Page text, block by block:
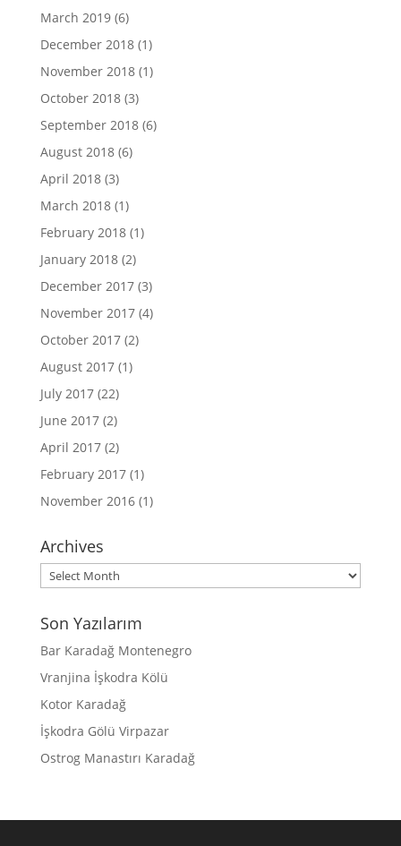
March 2019(6)
December 2018(1)
November 2018(1)
October 2018(3)
September 2018(6)
August 2018(6)
April 2018(3)
March 2018(1)
February 2018(1)
January 2018(2)
December 2017(3)
November 2017(4)
October 2017(2)
August 2017(1)
July 2017(22)
June 2017(2)
April 2017(2)
February 2017(1)
November 2016(1)
Archives
Archives
Son Yazılarım
Bar Karadağ Montenegro
Vranjina İşkodra Kölü
Kotor Karadağ
İşkodra Gölü Virpazar
Ostrog Manastırı Karadağ